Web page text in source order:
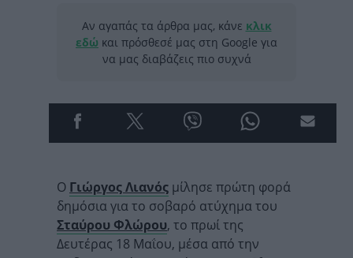
Αν αγαπάς τα άρθρα μας, κάνε κλικ
εδώ και πρόσθεσέ μας στη Google για
να μας διαβάζεις πιο συχνά
Ο Γιώργος Λιανός μίλησε πρώτη φορά
δημόσια για το σοβαρό ατύχημα του
Σταύρου Φλώρου, το πρωί της
Δευτέρας 18 Μαΐου, μέσα από την